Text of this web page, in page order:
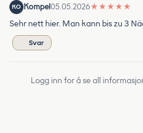
KO Kompel05.05.2026★ ★ ★ ★ ★
Sehr nett hier. Man kann bis zu 3
Svar
Logg inn for å se all